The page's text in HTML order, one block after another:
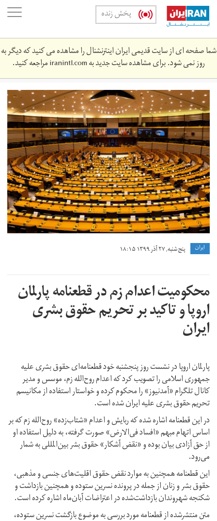
Skip
main
content
پخش زنده
شما صفحه ای از سایت قدیمی ایران اینترنشنال را مشاهده می کنید که دیگر به
روز نمی شود. برای مشاهده سایت جدید بهiranintl.comمراجعه کنید.
rsz_1rsz_12020-
11-
lucas.jpg
ايران پنج شنبه, ۲۷ آذر ۱۳۹۹ ۱۸:۱۵
محکومیت اعدام زم در قطعنامه پارلمان
اروپا و تاکید بر تحریم‌ حقوق بشری
ایران
پارلمان اروپا در نشست روز پنجشنبه خود قطعنامه‌ای حقوق بشری علیه
جمهوری اسلامی را تصویب کرد که اعدام روح‌الله زم، موسس و مدیر
کانال تلگرام «آمدنیوز» را محکوم کرده و خواستار استفاده از مکانیسم
تحریم حقوق بشری علیه ایران شده است.
در این قطعنامه اشاره شده که ربایش و اعدام «شتاب‌زده»‌ روح‌الله زم که بر
اساس اتهام‌ مبهم «افساد فی‌الارض» صورت گرفته، به دلیل استفاده او
از حق آزادی بیان بوده و «نقض آشکار» حقوق بشر بین‌المللی به شمار
می‌رود.
این قطعنامه همچنین به موارد نقض حقوق اقلیت‌های جنسی و مذهبی،
حقوق بشر و زنان از جمله در پرونده نسرین ستوده و همچنین بازداشت و
شکنجه شهروندان بازداشت‌شده در اعتراضات آبان‌ماه اشاره کرده است.
متن منتشرشده از قطعنامه مورد بررسی به موضوع بازگشت نسرین ستوده،